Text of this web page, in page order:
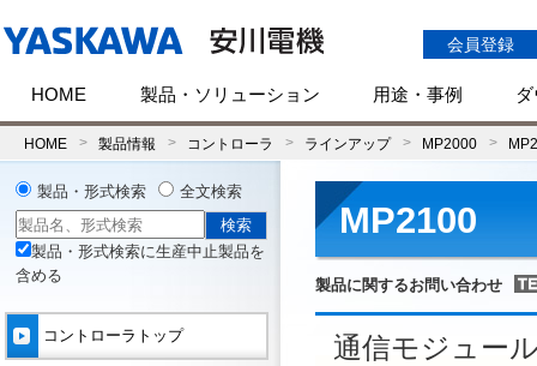
会員登録
HOME 製品・ソリューション 用途・事例
HOME 製品情報 コントローラ ラインアップ MP2000
MP2100
製品に関するお問い合わせ
通信モジュー
製品・形式検索 全文検索
製品・形式検索に生産中止製品を
含める
コントローラトップ